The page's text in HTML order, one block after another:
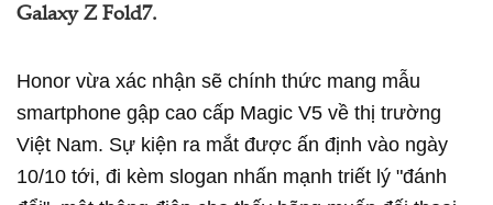
Galaxy Z Fold7.
Honor vừa xác nhận sẽ chính thức mang mẫu
smartphone gập cao cấp Magic V5 về thị trường
Việt Nam. Sự kiện ra mắt được ấn định vào ngày
10/10 tới, đi kèm slogan nhấn mạnh triết lý "đánh